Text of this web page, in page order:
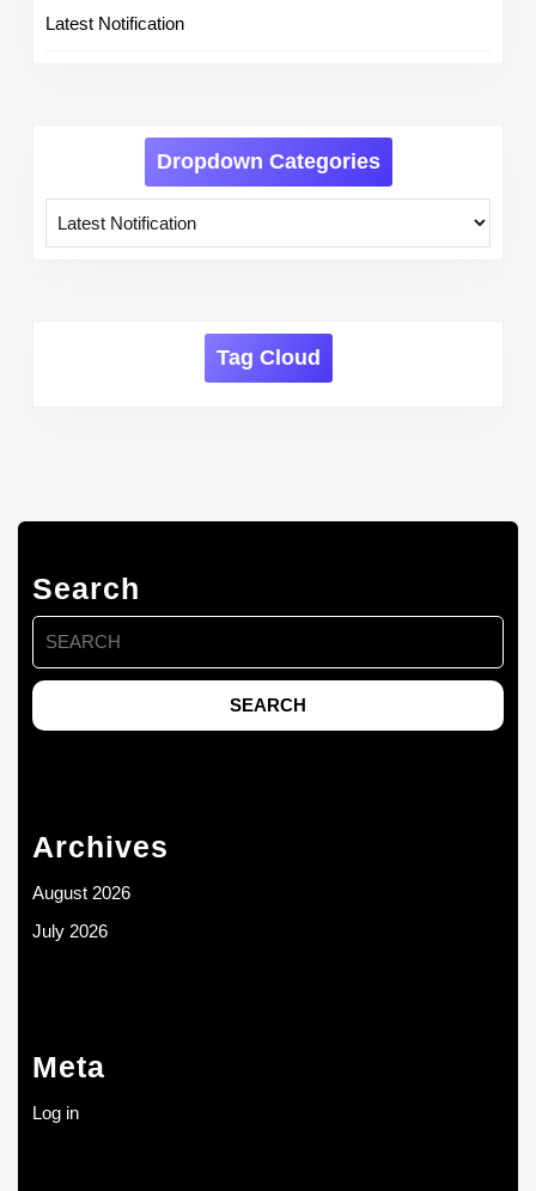
Latest Notification
Dropdown Categories
Tag Cloud
Search
Search
for:
Archives
August 2026
July 2026
Meta
Log in